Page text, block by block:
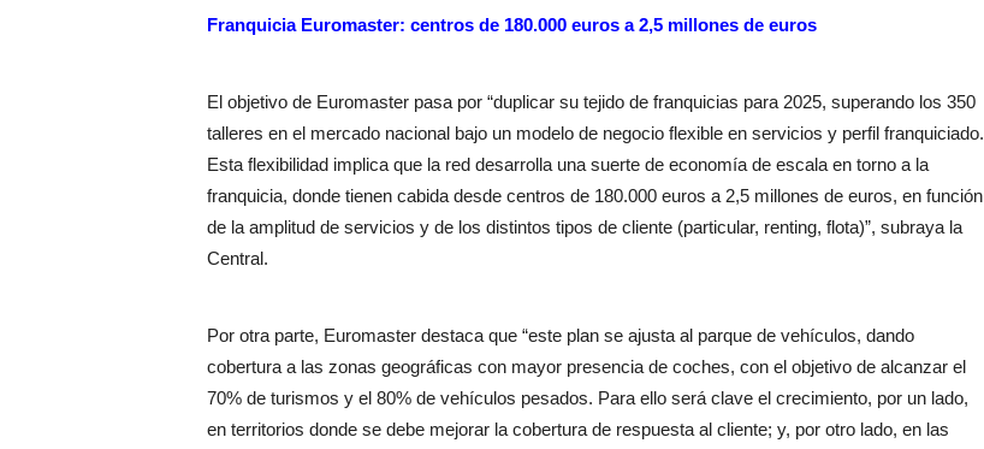
Franquicia Euromaster: centros de 180.000 euros a 2,5 millones de euros
El objetivo de Euromaster pasa por “duplicar su tejido de franquicias para 2025, superando los 350
talleres en el mercado nacional bajo un modelo de negocio flexible en servicios y perfil franquiciado.
Esta flexibilidad implica que la red desarrolla una suerte de economía de escala en torno a la
franquicia, donde tienen cabida desde centros de 180.000 euros a 2,5 millones de euros, en función
de la amplitud de servicios y de los distintos tipos de cliente (particular, renting, flota)”, subraya la
Central.
Por otra parte, Euromaster destaca que “este plan se ajusta al parque de vehículos, dando
cobertura a las zonas geográficas con mayor presencia de coches, con el objetivo de alcanzar el
70% de turismos y el 80% de vehículos pesados. Para ello será clave el crecimiento, por un lado,
en territorios donde se debe mejorar la cobertura de respuesta al cliente; y, por otro lado, en las